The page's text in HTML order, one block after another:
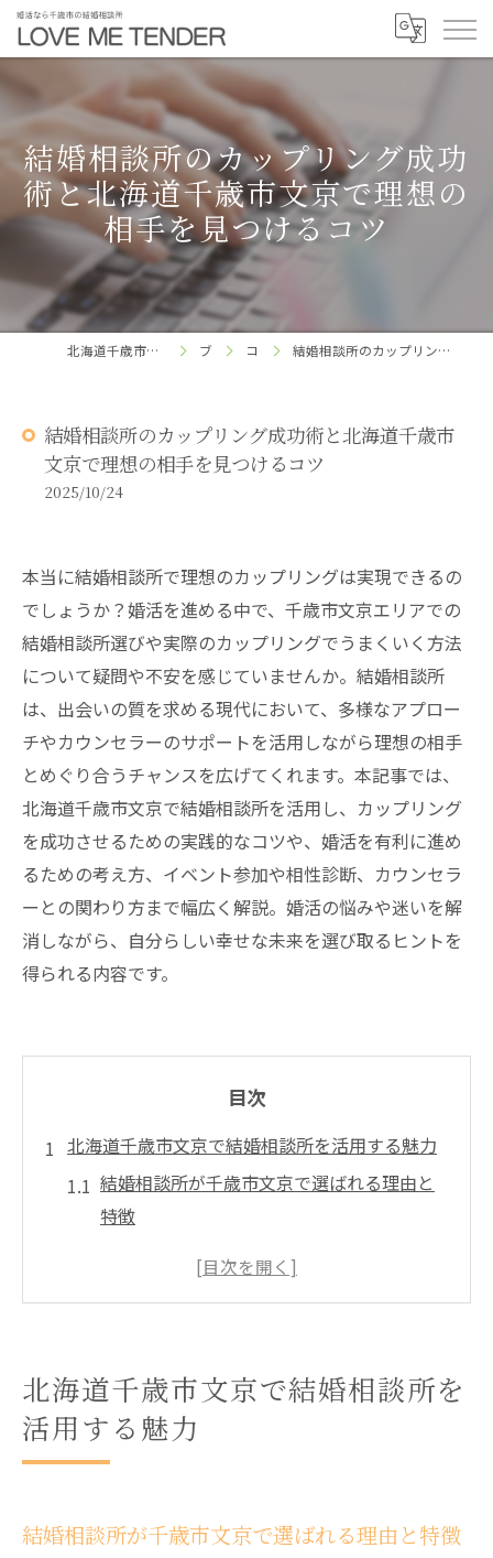
結婚相談所のカップリング成功
術と北海道千歳市文京で理想の
相手を見つけるコツ
北海道千歳市の結婚相談所ならLOVE ME TENDER ブログ コラム 結婚相談所のカップリング成功術と北海道千歳市文京で理想の相手を見つけるコツ
結婚相談所のカップリング成功術と北海道千歳市
文京で理想の相手を見つけるコツ
2025/10/24
本当に結婚相談所で理想のカップリングは実現できるの
でしょうか？婚活を進める中で、千歳市文京エリアでの
結婚相談所選びや実際のカップリングでうまくいく方法
について疑問や不安を感じていませんか。結婚相談所
は、出会いの質を求める現代において、多様なアプロー
チやカウンセラーのサポートを活用しながら理想の相手
とめぐり合うチャンスを広げてくれます。本記事では、
北海道千歳市文京で結婚相談所を活用し、カップリング
を成功させるための実践的なコツや、婚活を有利に進め
るための考え方、イベント参加や相性診断、カウンセラ
ーとの関わり方まで幅広く解説。婚活の悩みや迷いを解
消しながら、自分らしい幸せな未来を選び取るヒントを
得られる内容です。
目次
北海道千歳市文京で結婚相談所を活用する魅力
結婚相談所が千歳市文京で選ばれる理由と
特徴
婚活の第一歩に結婚相談所を利用するメリ
結婚相談所で理想の相手像を明確にするコ
ツ
結婚相談所と婚活イベントの違いを知ろう
を解説
北海道千歳市文京で結婚相談所を
活用する魅力
結婚相談所が千歳市文京で選ばれる理由と特徴